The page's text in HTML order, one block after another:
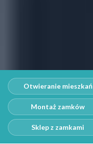
Otwieranie mieszkań
Montaż zamków
Sklep z zamkami